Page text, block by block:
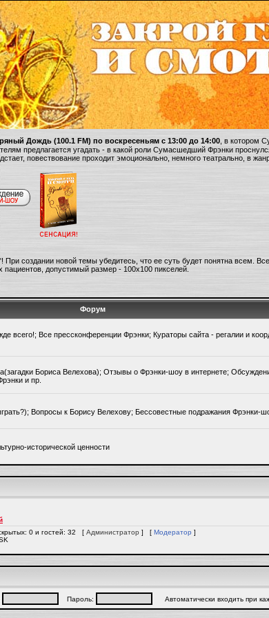
Дождь (100.1 FM) по воскресеньям с 13:00 до 14:00 , в котором
предлагается угадать - в какой роли Сумасшедший Фрэнки
повествование проходит эмоционально, немного театрально, в
создании новой темы убедитесь, что ее суть будет понятна всем.
допустимый размер - 100х100 пикселей.
Форум
всего!; Все прессконференции Фрэнки; Кураторы сайта - регалии и
Бориса Велехова); Отзывы о Фрэнки-шоу в интернете;
и пр.
Вопросы к Борису Велехову; Бессовестные подражания Фрэнки-
исторической ценности
0 и гостей: 32 [ Администратор ] [ Модератор ]
Пароль: Автоматически входить при